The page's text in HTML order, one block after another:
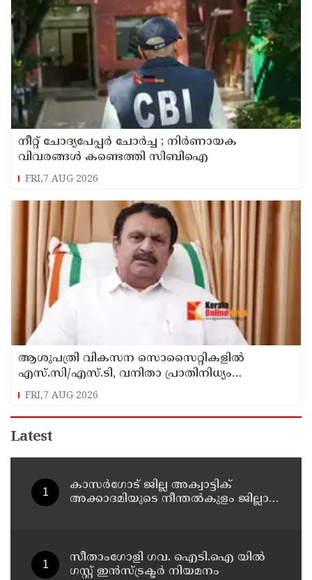
നീറ്റ് ചോദ്യപേപ്പർ ചോർച്ച ; നിർണായക
വിവരങ്ങൾ കണ്ടെത്തി സിബിഐ
FRI,7 AUG 2026
ആശുപത്രി വികസന സൊസൈറ്റികളിൽ
എസ്.സി/എസ്.ടി, വനിതാ പ്രാതിനിധ്യം
ഉൾപ്പെടുത്തി ഉത്തരവായി : മന്ത്രി കെ.മുരളീധരൻ
FRI,7 AUG 2026
Latest
കാസർ​ഗോട് ജില്ല അക്വാട്ടിക്
അക്കാദമിയുടെ നീന്തല്‍കുളം ജില്ലാ
സീതാംഗോളി ഗവ. ഐടി.ഐ യിൽ
ഗസ്റ്റ് ഇന്‍സ്ട്രക്ടര്‍ നിയമനം